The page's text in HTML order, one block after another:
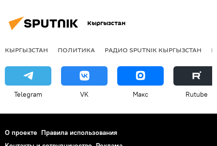
Кыргызстан
КЫРГЫЗСТАН ПОЛИТИКА РАДИО SPUTNIK КЫРГЫЗСТАН
Telegram VK Макс Rutube
О проекте Правила использования